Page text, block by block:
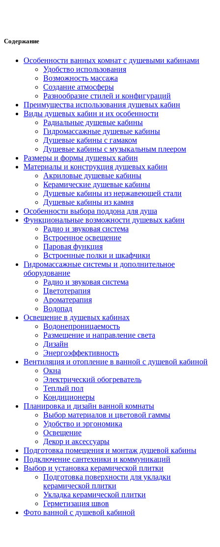
Содержание
Особенности ванных комнат с душевыми кабинами
Удобство использования
Возможность массажа
Создание атмосферы
Разнообразие стилей и конфигураций
Преимущества использования душевых кабин
Виды душевых кабин и их особенности
Радиальные душевые кабины
Гидромассажные душевые кабины
Душевые кабины с гамаком
Душевые кабины с музыкальным плеером
Размеры и формы душевых кабин
Материалы и конструкция душевых кабин
Акриловые душевые кабины
Керамические душевые кабины
Душевые кабины из нержавеющей стали
Душевые кабины из камня
Особенности выбора поддона для душа
Функциональные возможности душевых кабин
Радио и звуковая система
Встроенное освещение
Паровая функция
Встроенные полки и шкафчики
Гидромассажные системы и дополнительное
оборудование
Радио и звуковая система
Цветотерапия
Ароматерапия
Водопад
Освещение в душевых кабинах
Водонепроницаемость
Размещение и направление света
Дизайн
Энергоэффективность
Вентиляция и отопление в ванной с душевой кабиной
Окна
Электрический обогреватель
Теплый пол
Кондиционеры
Планировка и дизайн ванной комнаты
Выбор материалов и цветовой гаммы
Удобство и эргономика
Освещение
Декор и аксессуары
Подготовка помещения и монтаж душевой кабины
Подключение сантехники и коммуникаций
Выбор и установка керамической плитки
Подготовка поверхности для укладки
керамической плитки
Укладка керамической плитки
Герметизация швов
Фото ванной с душевой кабиной